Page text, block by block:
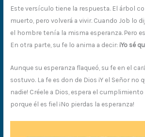
Este versículo tiene la respuesta. El árbol
muerto, pero volverá a vivir. Cuando Job lo
el hombre tenía la misma esperanza. Pero
En otra parte, su fe lo anima a decir: ¡Yo sé
Aunque su esperanza flaqueó, su fe en el
sostuvo. La fe es don de Dios ¡Y el Señor no
nadie! Créele a Dios, espera el cumplimiento
porque él es fiel ¡No pierdas la esperanza!